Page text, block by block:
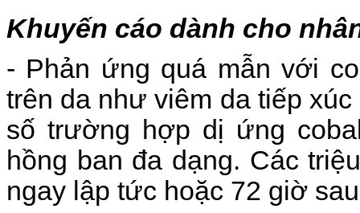
Khuyến cáo dành cho
- Phản ứng quá mẫn với
trên da như viêm da tiếp
số trường hợp dị ứng
hồng ban đa dạng. Các
ngay lập tức hoặc 72 giờ